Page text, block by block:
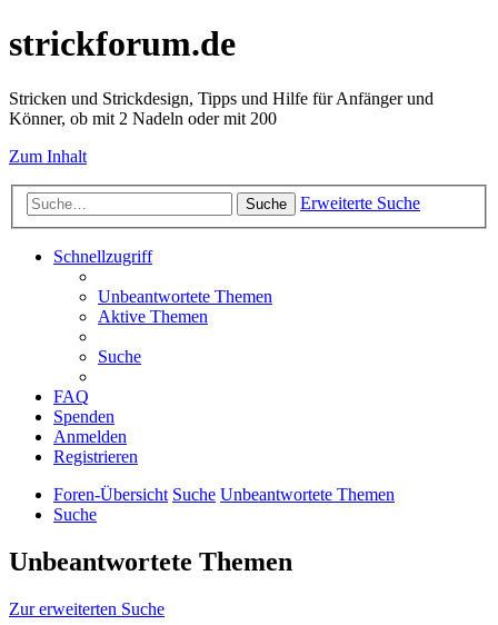
strickforum.de
Stricken und Strickdesign, Tipps und Hilfe für Anfänger und
Könner, ob mit 2 Nadeln oder mit 200
Zum Inhalt
Suche Erweiterte Suche
Schnellzugriff
Unbeantwortete Themen
Aktive Themen
Suche
FAQ
Spenden
Anmelden
Registrieren
Foren-Übersicht Suche Unbeantwortete Themen
Suche
Unbeantwortete Themen
Zur erweiterten Suche